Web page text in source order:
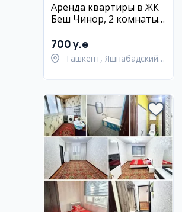
Аренда квартиры в ЖК
Беш Чинор, 2 комнаты,
700 y.e
Ташкент, Яшнабадский